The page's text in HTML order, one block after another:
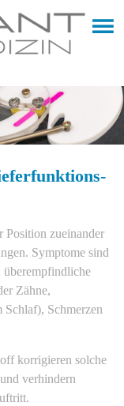
Position zueinander
Symptome sind
überempfindliche
Zähne,
Schlaf), Schmerzen
korrigieren solche
verhindern